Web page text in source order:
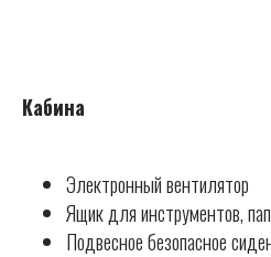
Кабина
Электронный вентилятор
Ящик для инструментов,
Подвесное безопасное